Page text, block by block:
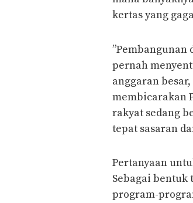
kertas yang
pernah
anggaran
membicarakan
rakyat sedang
tepat sasaran
​Pertanyaan
​Sebagai
program-